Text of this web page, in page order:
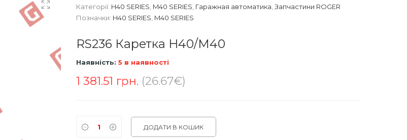
Категорії: H40 SERIES M40 SERIES Гаражная автоматика Запчастини ROGER
Позначки: H40 SERIES M40 SERIES
RS236 Каретка H40/M40
Наявність: 5 в наявності
1 381.51 грн. (26.67€)
ДОДАТИ В КОШИК